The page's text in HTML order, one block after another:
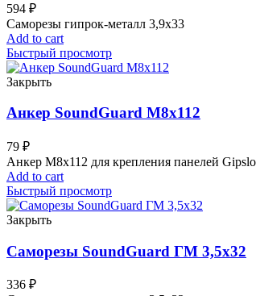
594 ₽
Саморезы гипрок-металл 3,9x33
Add to cart
Быстрый просмотр
Закрыть
Анкер SoundGuard M8x112
79 ₽
Анкер M8x112 для крепления панелей
Add to cart
Быстрый просмотр
Закрыть
Саморезы SoundGuard ГМ 3,5х32
336 ₽